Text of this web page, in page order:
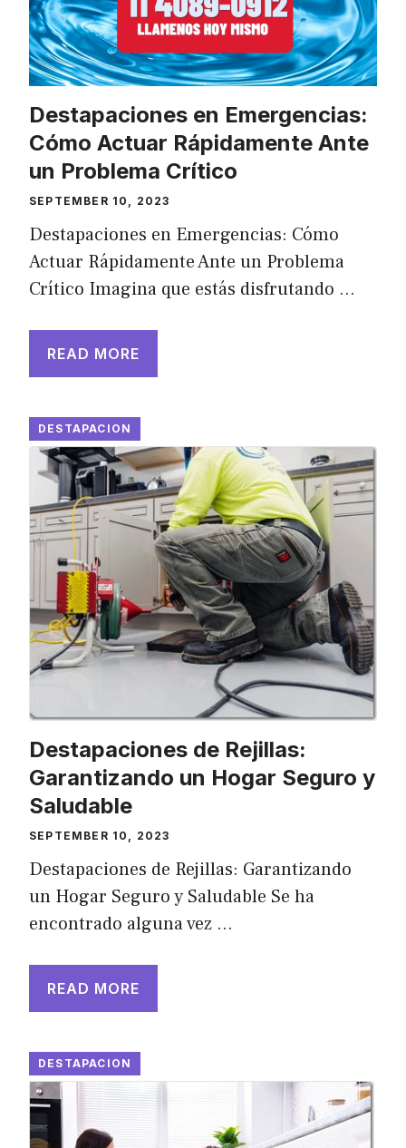
Destapaciones en Emergencias:
Cómo Actuar Rápidamente Ante
un Problema Crítico
SEPTEMBER 10, 2023
Destapaciones en Emergencias: Cómo
Actuar Rápidamente Ante un Problema
Crítico Imagina que estás disfrutando …
READ MORE
DESTAPACION
Destapaciones de Rejillas:
Garantizando un Hogar Seguro y
Saludable
SEPTEMBER 10, 2023
Destapaciones de Rejillas: Garantizando
un Hogar Seguro y Saludable Se ha
encontrado alguna vez …
READ MORE
DESTAPACION